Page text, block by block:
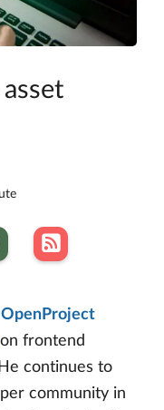
OpenProject
on frontend
continues to
community in